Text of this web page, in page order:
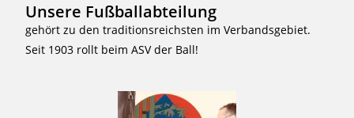
Unsere Fußballabteilung
gehört zu den traditionsreichsten im Verbandsgebiet.
Seit 1903 rollt beim ASV der Ball!